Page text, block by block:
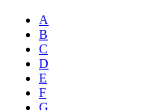
A
B
C
D
E
F
G